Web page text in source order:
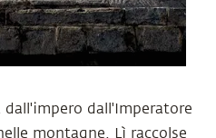
dall'Imperatore
montagne. Lì raccolse